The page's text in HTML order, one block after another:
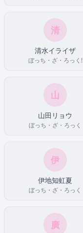
清
清水イライザ
ぼっち・ざ・ろっく!
山
山田リョウ
ぼっち・ざ・ろっく
伊
伊地知虹夏
ぼっち・ざ・ろっく
廣